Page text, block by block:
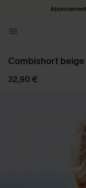
Combishort beige
32,90 €